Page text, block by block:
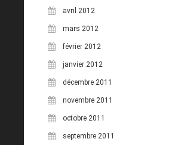
avril 2012
mars 2012
février 2012
janvier 2012
décembre 2011
novembre 2011
octobre 2011
septembre 2011